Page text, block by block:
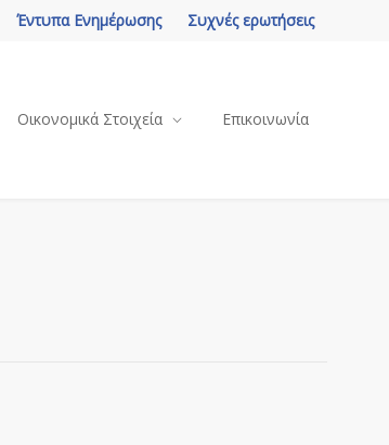
Συχνές ερωτήσεις
Έντυπα Ενημέρωσης
Οικονομικά Στοιχεία Επικοινωνία